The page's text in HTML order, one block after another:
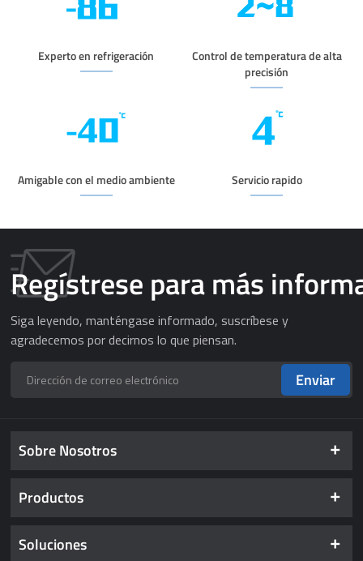
Experto en refrigeración
Control de temperatura de alta
precisión
Amigable con el medio ambiente Servicio rapido
Regístrese para más
Siga leyendo, manténgase informado, suscríbese y
agradecemos por decirnos lo que piensan.
Enviar
Sobre Nosotros
Productos
Soluciones